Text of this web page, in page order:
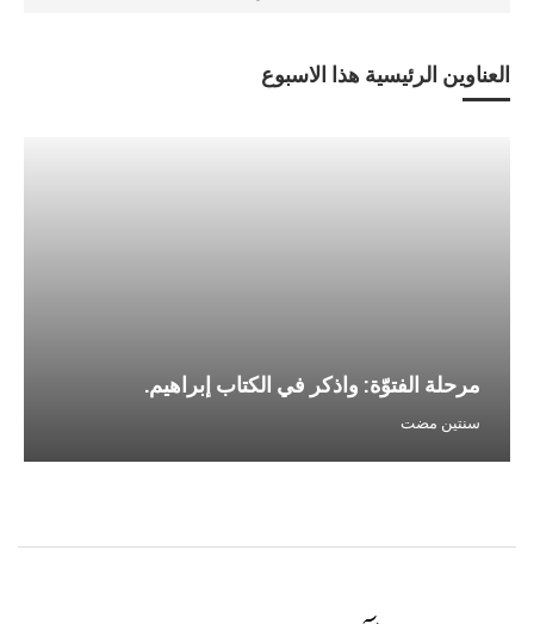
العناوين الرئيسية هذا الاسبوع
مرحلة الفتوّة: واذكر في الكتاب إبراهيم.
سنتين مضت